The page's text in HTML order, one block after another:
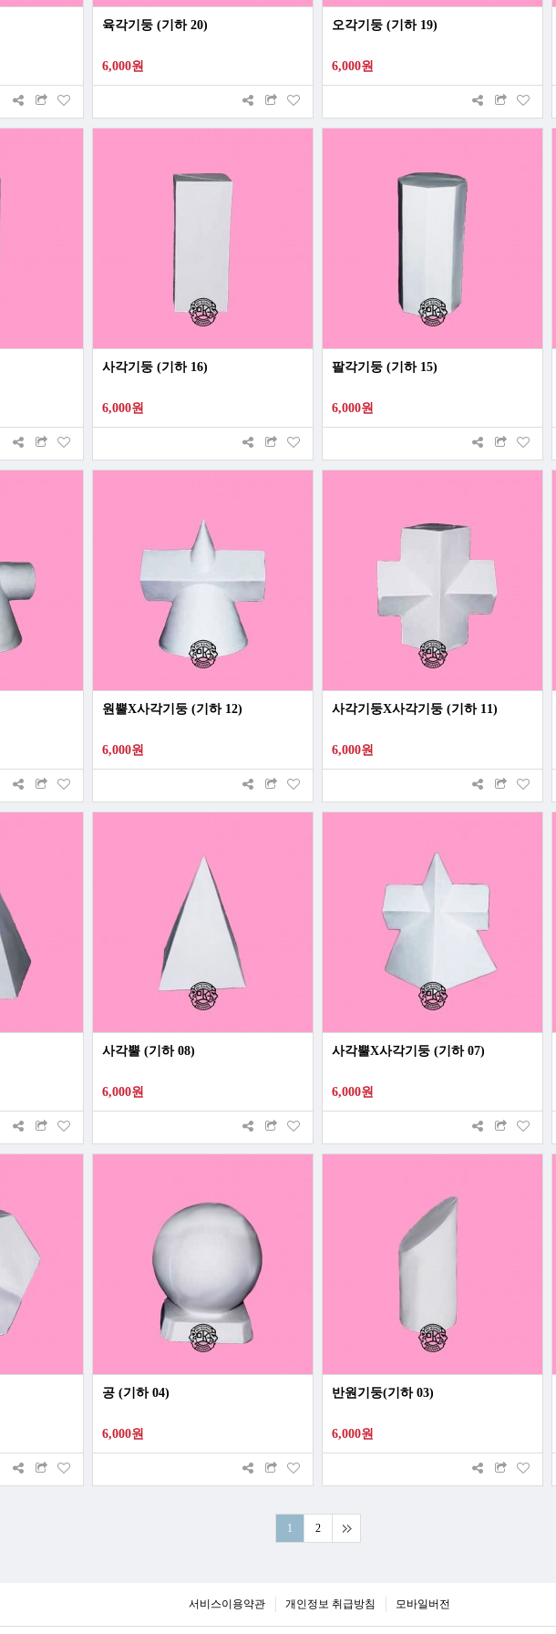
육각기둥 (기하 20)
6,000원
오각기둥 (기하 19)
6,000원
사각기둥 (기하 16)
6,000원
팔각기둥 (기하 15)
6,000원
원뿔X사각기둥 (기하 12)
6,000원
사각기둥X사각기둥 (기하 11)
6,000원
사각뿔 (기하 08)
6,000원
사각뿔X사각기둥 (기하 07)
6,000원
공 (기하 04)
6,000원
반원기둥(기하 03)
6,000원
1 2
서비스이용약관 개인정보 취급방침 모바일버전